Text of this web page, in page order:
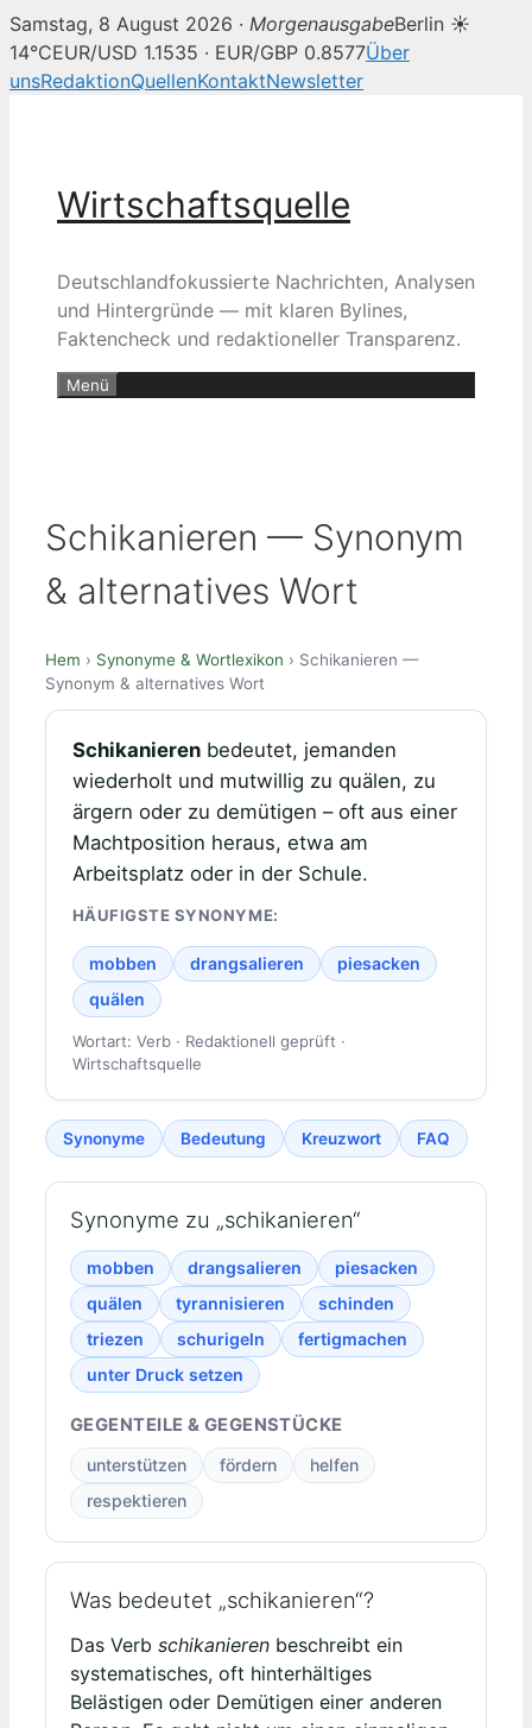
Samstag, 8 August 2026 · MorgenausgabeBerlin ☀
14°CEUR/USD 1.1535 · EUR/GBP 0.8577Über
unsRedaktionQuellenKontaktNewsletter
Wirtschaftsquelle
Deutschlandfokussierte Nachrichten, Analysen
und Hintergründe — mit klaren Bylines,
Faktencheck und redaktioneller Transparenz.
Menü
Schikanieren — Synonym
& alternatives Wort
Hem › Synonyme & Wortlexikon › Schikanieren —
Synonym & alternatives Wort
Schikanierenbedeutet, jemanden
wiederholt und mutwillig zu quälen, zu
ärgern oder zu demütigen – oft aus einer
Machtposition heraus, etwa am
Arbeitsplatz oder in der Schule.
HÄUFIGSTE SYNONYME:
mobben drangsalieren
piesacken
quälen
Wortart: Verb · Redaktionell geprüft ·
Wirtschaftsquelle
Synonyme Bedeutung Kreuzwort FAQ
Synonyme zu „schikanieren“
mobben drangsalieren
piesacken
quälen
tyrannisieren
schinden
triezen
schurigeln
fertigmachen
unter Druck setzen
GEGENTEILE & GEGENSTÜCKE
unterstützen fördern
helfen
respektieren
Was bedeutet „schikanieren“?
Das Verb schikanieren beschreibt ein
systematisches, oft hinterhältiges
Belästigen oder Demütigen einer anderen